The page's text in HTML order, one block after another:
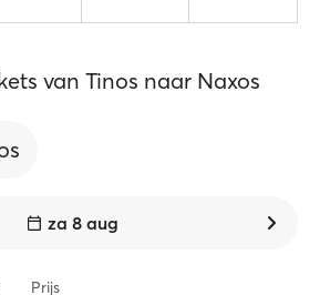
van Tinos naar Naxos
za 8 aug
Prijs